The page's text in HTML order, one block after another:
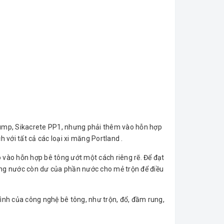
Sikacrete PP1, nhưng phải thêm vào hỗn hợp
tất cả các loại xi măng Portland .
hỗn hợp bê tông ướt một cách riêng rẽ. Để đạt
nước còn dư của phần nước cho mẻ trộn để điều
của công nghệ bê tông, như trộn, đổ, đầm rung,